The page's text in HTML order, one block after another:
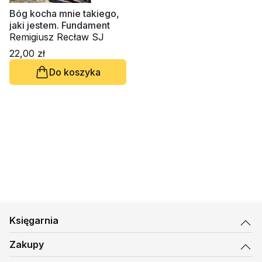
Bóg kocha mnie takiego,
jaki jestem. Fundament
Remigiusz Recław SJ
22,00 zł
Do koszyka
Księgarnia
Zakupy